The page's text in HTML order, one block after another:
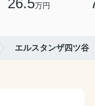
26.5万円
エルスタンザ四ツ谷